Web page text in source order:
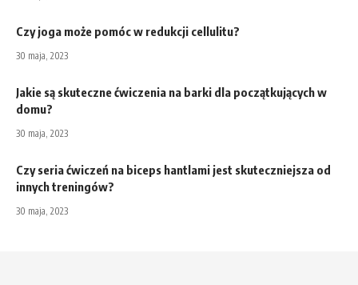
Czy joga może pomóc w redukcji cellulitu?
30 maja, 2023
Jakie są skuteczne ćwiczenia na barki dla początkujących w
domu?
30 maja, 2023
Czy seria ćwiczeń na biceps hantlami jest skuteczniejsza od
innych treningów?
30 maja, 2023